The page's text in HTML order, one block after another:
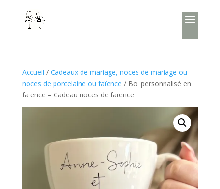
Accueil / Cadeaux de mariage, noces de mariage ou
noces de porcelaine ou faïence / Bol personnalisé en
faïence – Cadeau noces de faïence